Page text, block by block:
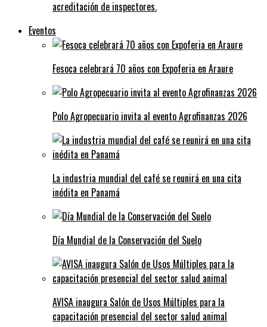
acreditación de inspectores.
Eventos
Fesoca celebrará 70 años con Expoferia en Araure
Polo Agropecuario invita al evento Agrofinanzas 2026
La industria mundial del café se reunirá en una cita
inédita en Panamá
Día Mundial de la Conservación del Suelo
AVISA inaugura Salón de Usos Múltiples para la
capacitación presencial del sector salud animal